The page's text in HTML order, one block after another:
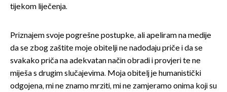
tijekom liječenja.
Priznajem svoje pogrešne postupke, ali apeliram na medije
da se zbog zaštite moje obitelji ne nadodaju priče i da se
svakako priča na adekvatan način obradi i provjeri te ne
miješa s drugim slučajevima. Moja obitelj je humanistički
odgojena, mi ne znamo mrziti, mi ne zamjeramo onima koji su